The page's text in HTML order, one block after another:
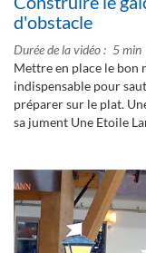
d'obstacle
Durée de la vidéo
5 min
Mettre en place le bon
indispensable pour
préparer sur le plat.
sa jument Une Etoile